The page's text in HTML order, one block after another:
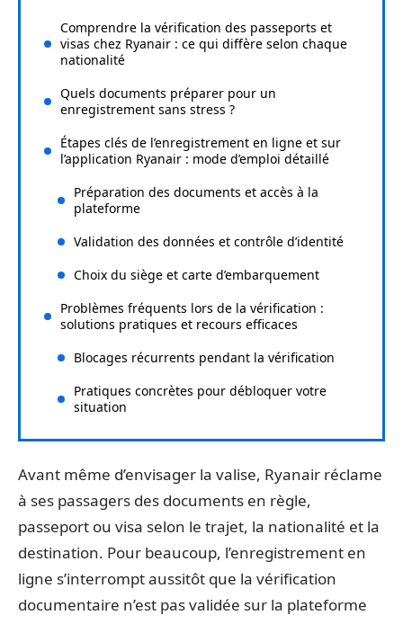
Comprendre la vérification des passeports et
visas chez Ryanair : ce qui diffère selon chaque
nationalité
Quels documents préparer pour un
enregistrement sans stress ?
Étapes clés de l’enregistrement en ligne et sur
l’application Ryanair : mode d’emploi détaillé
Préparation des documents et accès à la
plateforme
Validation des données et contrôle d’identité
Choix du siège et carte d’embarquement
Problèmes fréquents lors de la vérification :
solutions pratiques et recours efficaces
Blocages récurrents pendant la vérification
Pratiques concrètes pour débloquer votre
situation
Avant même d’envisager la valise, Ryanair réclame
à ses passagers des documents en règle,
passeport ou visa selon le trajet, la nationalité et la
destination. Pour beaucoup, l’enregistrement en
ligne s’interrompt aussitôt que la vérification
documentaire n’est pas validée sur la plateforme